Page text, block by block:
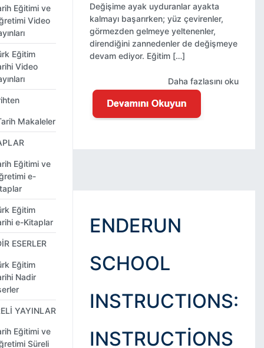
Değişime ayak uyduranlar ayakta
kalmayı başarırken; yüz çevirenler,
görmezden gelmeye yeltenenler,
direndiğini zannedenler de değişmeye
devam ediyor. Eğitim […]
Daha fazlasını oku
ENDERUN
SCHOOL
INSTRUCTIONS:
INSTRUCTIONS
Eğitimi ve
Video
Eğitim
Video
Makaleler
Eğitimi ve
e-
Eğitim
e-Kitaplar
ESERLER
Eğitim
Nadir
YAYINLAR
Eğitimi ve
Süreli